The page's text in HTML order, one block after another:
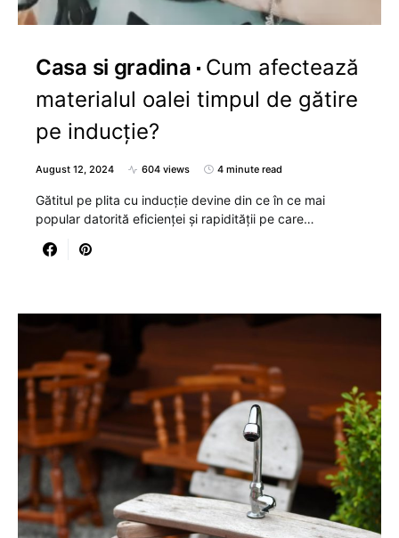
Casa si gradina
Cum afectează
materialul oalei timpul de gătire
pe inducție?
August 12, 2024 604 views 4 minute read
Gătitul pe plita cu inducție devine din ce în ce mai
popular datorită eficienței și rapidității pe care…